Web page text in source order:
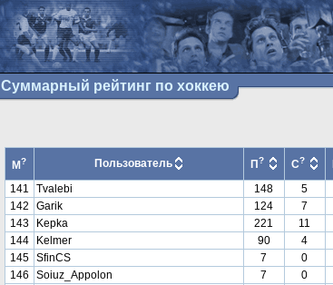
Суммарный рейтинг по хоккею
М? Пользователь П? С?
141 Tvalebi 148 5
142 Garik 124 7
143 Kepka 221 11
144 Kelmer 90 4
145 SfinCS 7 0
146 Soiuz_Appolon 7 0